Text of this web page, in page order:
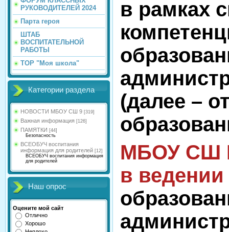
РУКОВОДИТЕЛЕЙ 2024
Парта героя
ШТАБ
ВОСПИТАТЕЛЬНОЙ
РАБОТЫ
ТОР "Моя школа"
Категории раздела
НОВОСТИ МБОУ СШ 9 [319]
Важная информация [126]
ПАМЯТКИ [44]
Безопасность
ВСЕОБУЧ воспитания
информация для родителей [12]
ВСЕОБУЧ воспитания информация
для родителей
Наш опрос
Оцените мой сайт
Отлично
Хорошо
в рамках
(далее –
МБОУ СШ
в ведении